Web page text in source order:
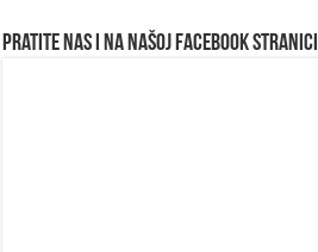
Pratite nas i na našoj facebook stranici